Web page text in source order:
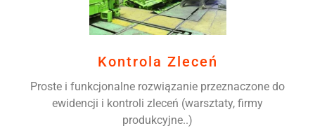
Kontrola Zleceń
Proste i funkcjonalne rozwiązanie przeznaczone do
ewidencji i kontroli zleceń (warsztaty, firmy
produkcyjne..)